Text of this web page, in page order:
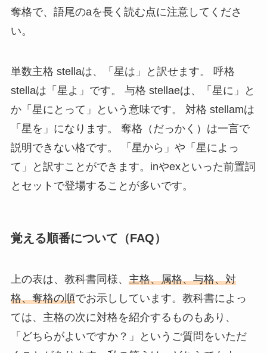
奪格で、語尾のaを長く読む点に注意してくださ
い。
単数主格 stellaは、「星は」と訳せます。 呼格
stellaは「星よ」です。 与格 stellaeは、「星に」と
か「星にとって」という意味です。 対格 stellamは
「星を」になります。 奪格（だっかく）は一言で
説明できない格です。 「星から」や「星によっ
て」と訳すことができます。inやexといった前置詞
とセットで登場することが多いです。
覚える順番について（FAQ）
上の表は、教科書同様、 主格、属格、与格、対
格、奪格の順でお示ししています。教科書によっ
ては、主格の次に対格を紹介するものもあり、
「どちらがよいですか？」というご質問をいただ